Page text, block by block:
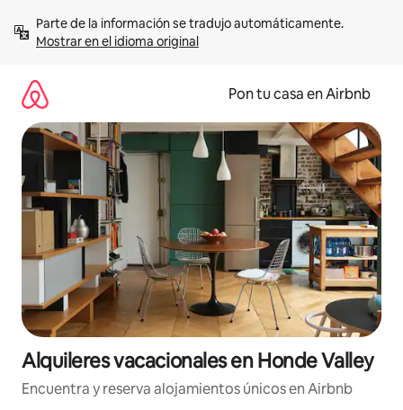
contenidoMostrar en el idioma original
Pon tu casa en Airbnb
Alquileres vacacionales en Honde Valley
Encuentra y reserva alojamientos únicos en Airbnb